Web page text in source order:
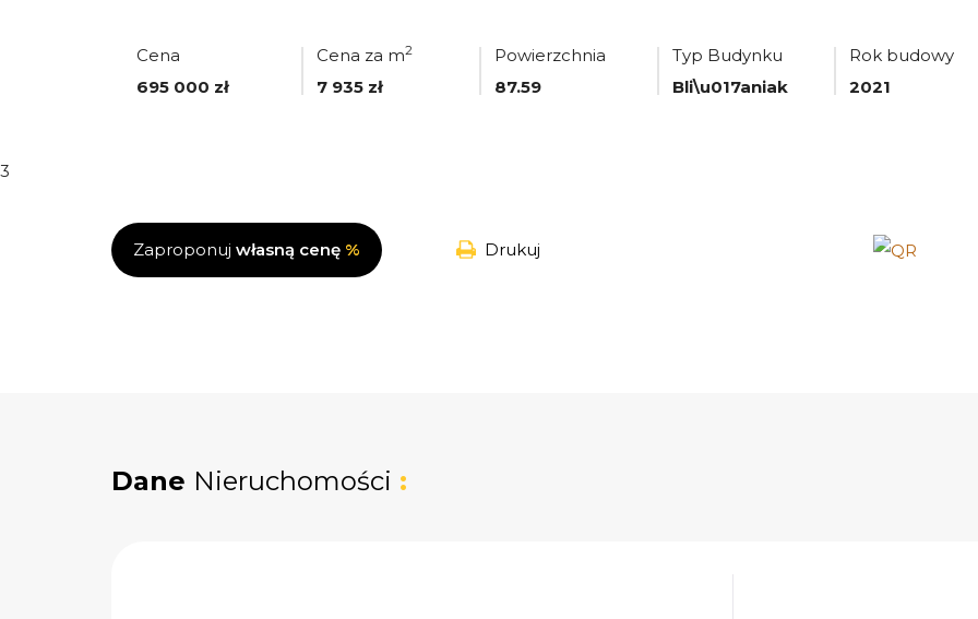
Cena
695 000 zł
Cena za m2
7 935 zł
Powierzchnia
87.59
Typ Budynku
Bli\u017aniak
Rok budowy
2021
3
Zaproponuj własną cenę % Drukuj
Dane Nieruchomości :